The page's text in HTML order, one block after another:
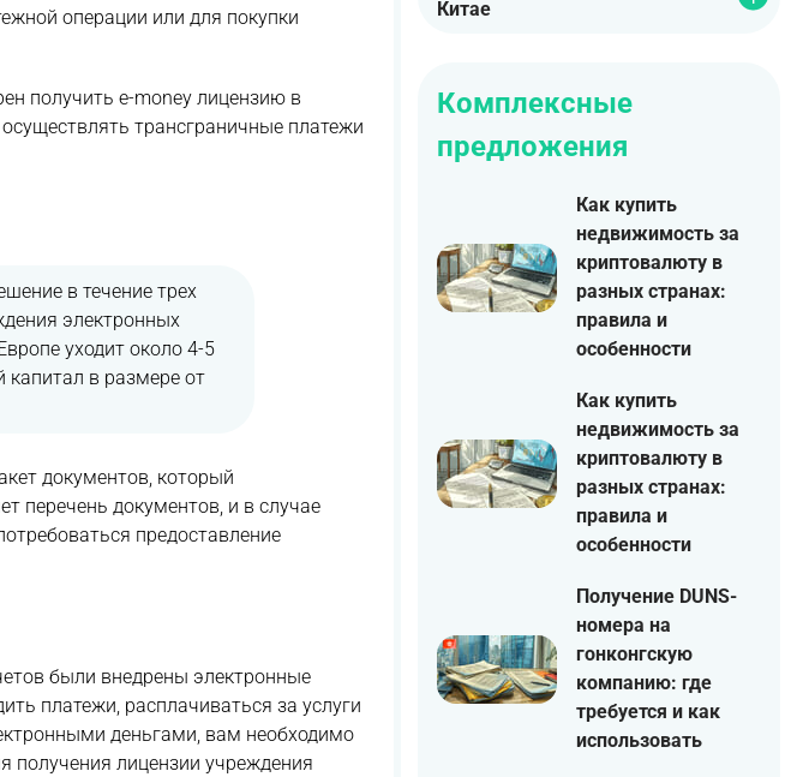
операции или для покупки
получить e-money лицензию в
трансграничные платежи
в течение трех
электронных
уходит около 4-5
капитал в размере от
документов, который
перечень документов, и в случае
предоставление
были внедрены электронные
платежи, расплачиваться за услуги
деньгами, вам необходимо
получения лицензии учреждения
Китае
Комплексные
предложения
Как купить
недвижимость за
криптовалюту в
разных странах:
правила и
особенности
Как купить
недвижимость за
криптовалюту в
разных странах:
правила и
особенности
Получение DUNS-
номера на
гонконгскую
компанию: где
требуется и как
использовать